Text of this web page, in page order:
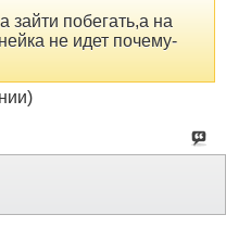
зайти побегать,а на
не идет почему-